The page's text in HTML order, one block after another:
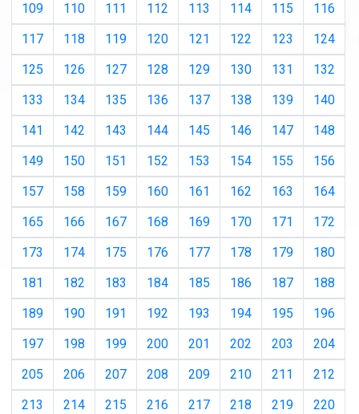
109
110 111 112 113 114 115
116
117
118 119 120 121 122 123
124
125
126 127 128 129 130 131
132
133
134 135 136 137 138 139
140
141
142 143 144 145 146 147
148
149
150 151 152 153 154 155
156
157
158 159 160 161 162 163
164
165
166 167 168 169 170 171
172
173
174 175 176 177 178 179
180
181
182 183 184 185 186 187
188
189
190 191 192 193 194 195
196
197
198 199 200 201 202 203
204
205
206 207 208 209 210 211
212
213
214 215 216 217 218 219
220